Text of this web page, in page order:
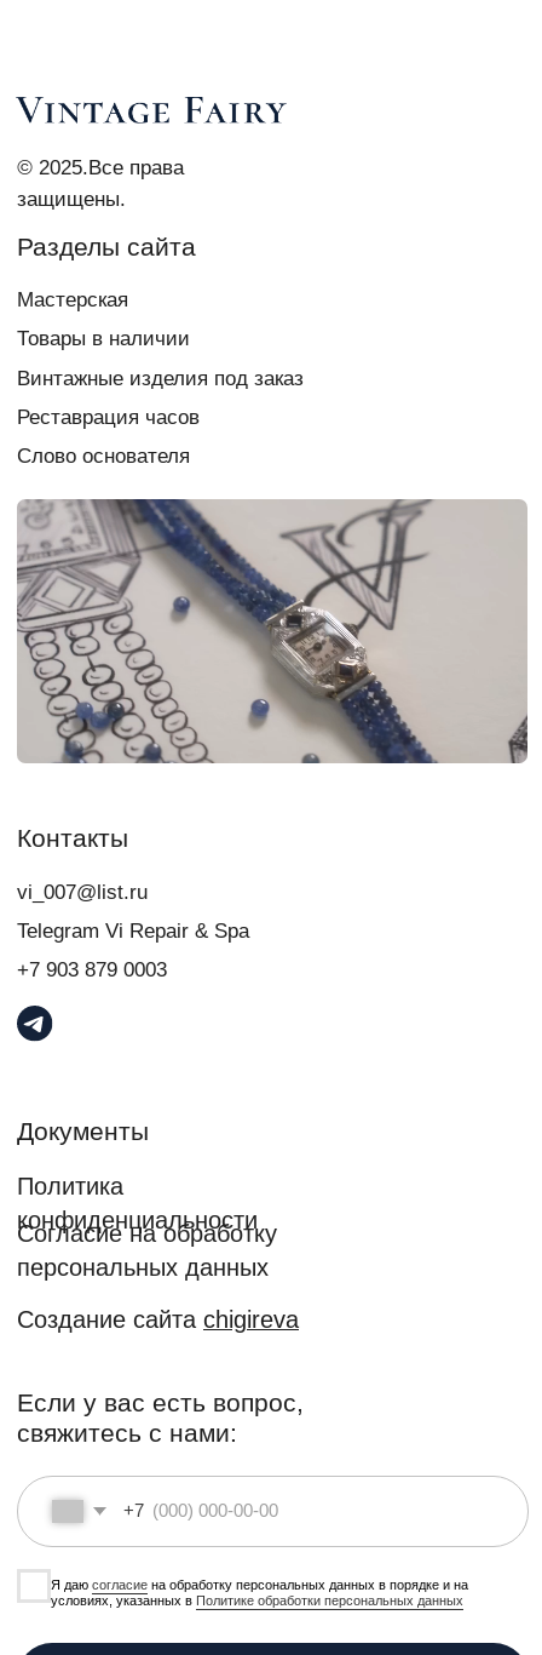
Если у вас есть вопрос,
свяжитесь с нами:
Согласие на обработку
персональных данных
Политика
конфиденциальности
Документы
+7 903 879 0003
Telegram Vi Repair & Spa
vi_007@list.ru
+7
Я даюсогласие
на обработку персональных данных в порядке и на
условиях, указанных вПолитике обработки персональных данных
Связаться